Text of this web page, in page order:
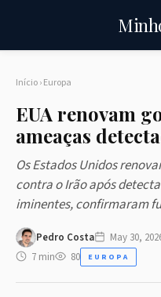
Início›Europa
EUA renovam
ameaças
Os Estados Unidos
contra o Irão após
iminentes, confirmaram
Pedro Costa May 30,
7 min
80 EUROPA